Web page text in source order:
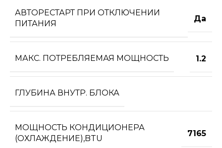
АВТОРЕСТАРТ ПРИ ОТКЛЮЧЕНИИ
ПИТАНИЯ
Да
МАКС. ПОТРЕБЛЯЕМАЯ МОЩНОСТЬ 1.2
ГЛУБИНА ВНУТР. БЛОКА
МОЩНОСТЬ КОНДИЦИОНЕРА
(ОХЛАЖДЕНИЕ),BTU
7165